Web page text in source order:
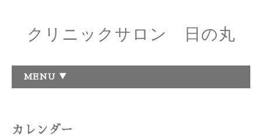
クリニックサロン 日の丸
MENU ▼
カレンダー